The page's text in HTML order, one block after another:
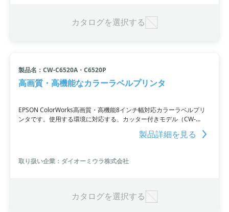
タッチパネル式コントローラーなどが特徴です。さらに、レーザーシ
リーズにはオールインワンのレーザーステーションもあり、追加の備
カタログを選択する
製品名：CW-C6520A・C6520P
高画質・高機能なカラーラベルプリンタ
EPSON ColorWorks高画質・高機能8インチ幅対応カラーラベルプリ
ンタです。使用する環境に対応する、カッター付きモデル（CW-
C6520A）、ピーラー(剥離装置)付きモデル（CW-C6520P）を用意し
ています。マットブラックインク対応機とフォトインク対応機を新た
発行し、GHSラベルやボトルラベルなどにも対応しています。さらに
カッティングプロッターとの組み合わせにより、デザイン性の高いカ
製品詳細を見る
取り扱い企業：ダイオーミウラ株式会社
カタログを選択する